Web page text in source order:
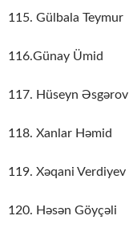
115. Gülbala Teymur
116.Günay Ümid
117. Hüseyn Əsgərov
118. Xanlar Həmid
119. Xəqani Verdiyev
120. Həsən Göyçəli